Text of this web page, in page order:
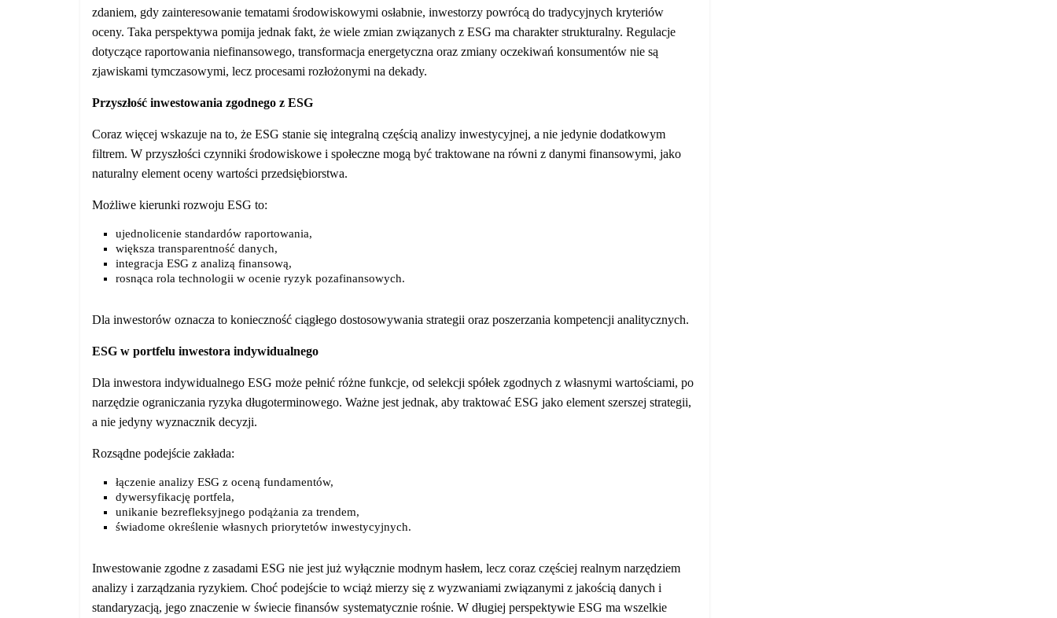
zdaniem, gdy zainteresowanie tematami środowiskowymi osłabnie, inwestorzy powrócą do tradycyjnych kryteriów
oceny. Taka perspektywa pomija jednak fakt, że wiele zmian związanych z ESG ma charakter strukturalny. Regulacje
dotyczące raportowania niefinansowego, transformacja energetyczna oraz zmiany oczekiwań konsumentów nie są
zjawiskami tymczasowymi, lecz procesami rozłożonymi na dekady.
Przyszłość inwestowania zgodnego z ESG
Coraz więcej wskazuje na to, że ESG stanie się integralną częścią analizy inwestycyjnej, a nie jedynie dodatkowym
filtrem. W przyszłości czynniki środowiskowe i społeczne mogą być traktowane na równi z danymi finansowymi, jako
naturalny element oceny wartości przedsiębiorstwa.
Możliwe kierunki rozwoju ESG to:
ujednolicenie standardów raportowania,
większa transparentność danych,
integracja ESG z analizą finansową,
rosnąca rola technologii w ocenie ryzyk pozafinansowych.
Dla inwestorów oznacza to konieczność ciągłego dostosowywania strategii oraz poszerzania kompetencji analitycznych.
ESG w portfelu inwestora indywidualnego
Dla inwestora indywidualnego ESG może pełnić różne funkcje, od selekcji spółek zgodnych z własnymi wartościami, po
narzędzie ograniczania ryzyka długoterminowego. Ważne jest jednak, aby traktować ESG jako element szerszej strategii,
a nie jedyny wyznacznik decyzji.
Rozsądne podejście zakłada:
łączenie analizy ESG z oceną fundamentów,
dywersyfikację portfela,
unikanie bezrefleksyjnego podążania za trendem,
świadome określenie własnych priorytetów inwestycyjnych.
Inwestowanie zgodne z zasadami ESG nie jest już wyłącznie modnym hasłem, lecz coraz częściej realnym narzędziem
analizy i zarządzania ryzykiem. Choć podejście to wciąż mierzy się z wyzwaniami związanymi z jakością danych i
standaryzacją, jego znaczenie w świecie finansów systematycznie rośnie. W długiej perspektywie ESG ma wszelkie